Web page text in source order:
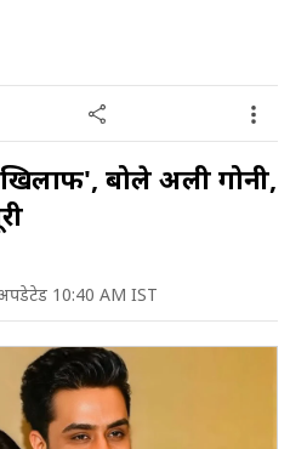
बोले अली गोनी,
10:40 AM IST